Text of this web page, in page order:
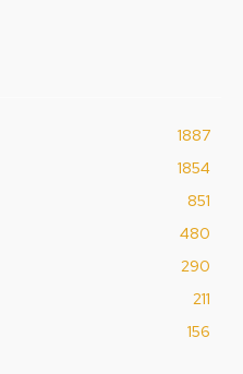
1887
1854
851
480
290
211
156